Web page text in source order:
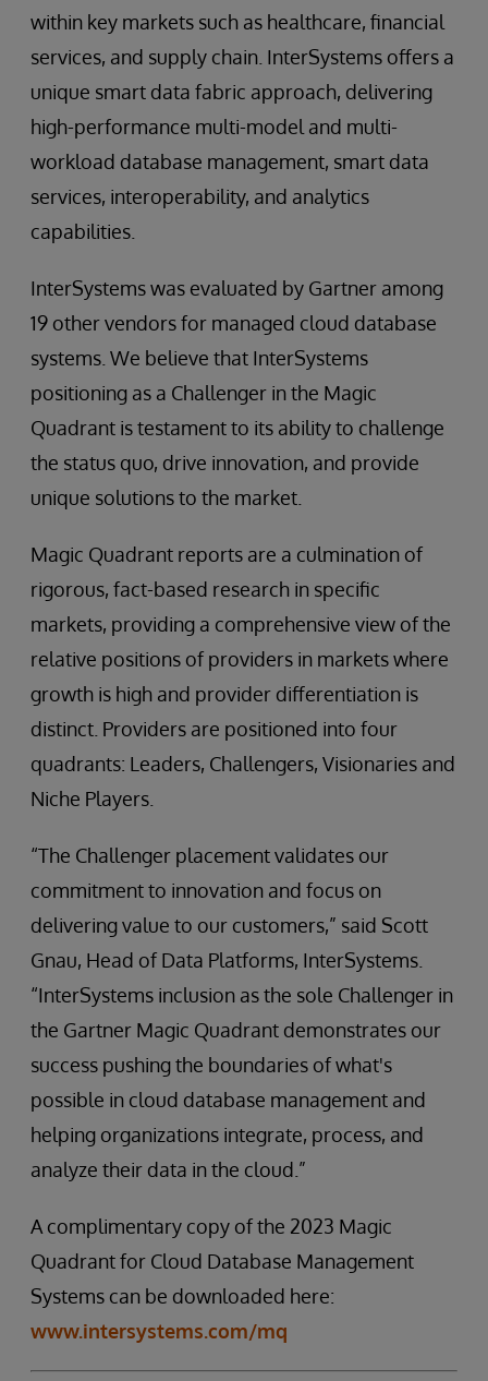
within key markets such as healthcare, financial
services, and supply chain. InterSystems offers a
unique smart data fabric approach, delivering
high-performance multi-model and multi-
workload database management, smart data
services, interoperability, and analytics
capabilities.
InterSystems was evaluated by Gartner among
19 other vendors for managed cloud database
systems. We believe that InterSystems
positioning as a Challenger in the Magic
Quadrant is testament to its ability to challenge
the status quo, drive innovation, and provide
unique solutions to the market.
Magic Quadrant reports are a culmination of
rigorous, fact-based research in specific
markets, providing a comprehensive view of the
relative positions of providers in markets where
growth is high and provider differentiation is
distinct. Providers are positioned into four
quadrants: Leaders, Challengers, Visionaries and
Niche Players.
“The Challenger placement validates our
commitment to innovation and focus on
delivering value to our customers,” said Scott
Gnau, Head of Data Platforms, InterSystems.
“InterSystems inclusion as the sole Challenger in
the Gartner Magic Quadrant demonstrates our
success pushing the boundaries of what's
possible in cloud database management and
helping organizations integrate, process, and
analyze their data in the cloud.”
A complimentary copy of the 2023 Magic
Quadrant for Cloud Database Management
Systems can be downloaded here:
www.intersystems.com/mq